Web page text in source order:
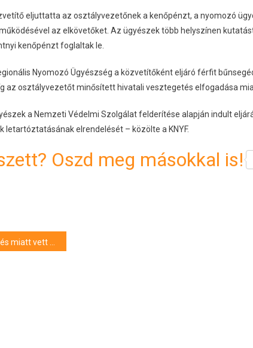
eljuttatta az osztályvezetőnek a kenőpénzt, a nyomozó
az elkövetőket. Az ügyészek több helyszínen
kenőpénzt foglaltak le.
Nyomozó Ügyészség a közvetítőként eljáró férfit
az osztályvezetőt minősített hivatali vesztegetés elfogadása
a Nemzeti Védelmi Szolgálat felderítése alapján indult
letartóztatásának elrendelését – közölte a KNYF.
Oszd meg másokkal is!
a Debreceni Regionális Nyomozó Ügyészség